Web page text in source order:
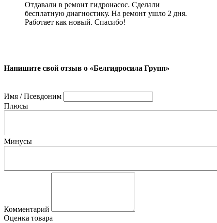
Отдавали в ремонт гидронасос. Сделали
бесплатную диагностику. На ремонт ушло 2 дня.
Работает как новый. Спасибо!
Напишите свой отзыв о «Белгидросила Групп»
Имя / Псевдоним
Плюсы
Минусы
Комментарий
Оценка товара